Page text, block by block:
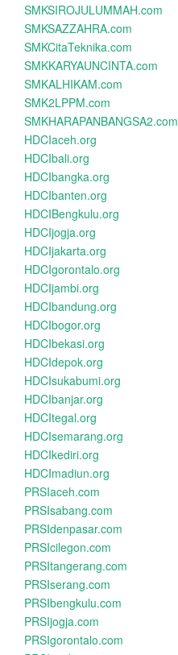
SMKSIROJULUMMAH.com
SMKSAZZAHRA.com
SMKCitaTeknika.com
SMKKARYAUNCINTA.com
SMKALHIKAM.com
SMK2LPPM.com
SMKHARAPANBANGSA2.com
HDCIaceh.org
HDCIbali.org
HDCIbangka.org
HDCIbanten.org
HDCIBengkulu.org
HDCIjogja.org
HDCIjakarta.org
HDCIgorontalo.org
HDCIjambi.org
HDCIbandung.org
HDCIbogor.org
HDCIbekasi.org
HDCIdepok.org
HDCIsukabumi.org
HDCIbanjar.org
HDCItegal.org
HDCIsemarang.org
HDCIkediri.org
HDCImadiun.org
PRSIaceh.com
PRSIsabang.com
PRSIdenpasar.com
PRSIcilegon.com
PRSItangerang.com
PRSIserang.com
PRSIbengkulu.com
PRSIjogja.com
PRSIgorontalo.com